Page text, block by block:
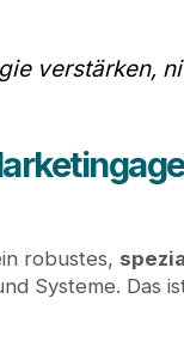
verstärken,
robustes,
Systeme. Das